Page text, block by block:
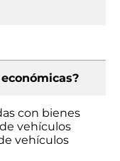
con bienes
vehículos
vehículos